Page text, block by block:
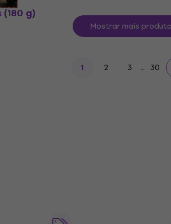
g)
Mostrar mais
1 2 3 ... 30